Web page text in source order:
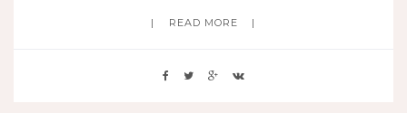
READ MORE